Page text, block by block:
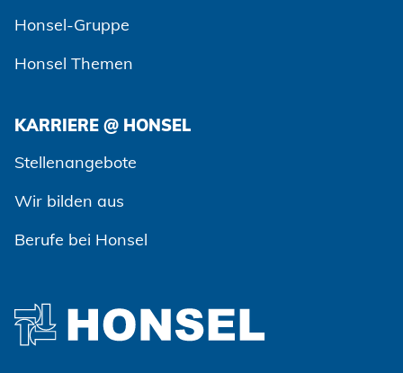
Honsel-Gruppe
Honsel Themen
KARRIERE @ HONSEL
Stellenangebote
Wir bilden aus
Berufe bei Honsel